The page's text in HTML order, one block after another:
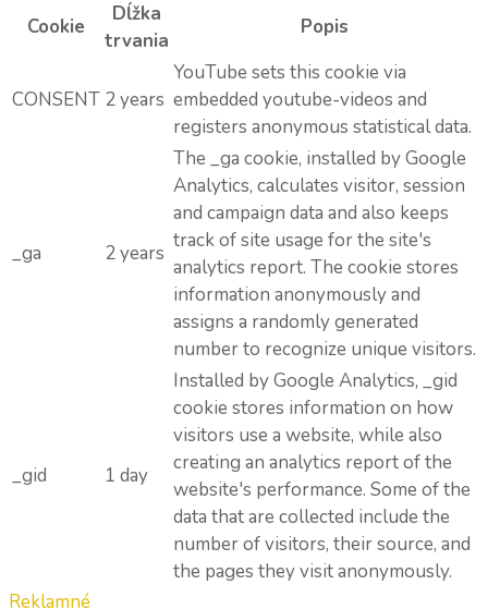
Cookie
Dĺžka
trvania
Popis
CONSENT 2 years
YouTube sets this cookie via
embedded youtube-videos and
registers anonymous statistical data.
_ga 2 years
The _ga cookie, installed by Google
Analytics, calculates visitor, session
and campaign data and also keeps
track of site usage for the site's
analytics report. The cookie stores
information anonymously and
assigns a randomly generated
number to recognize unique visitors.
_gid 1 day
Installed by Google Analytics, _gid
cookie stores information on how
visitors use a website, while also
creating an analytics report of the
website's performance. Some of the
data that are collected include the
number of visitors, their source, and
the pages they visit anonymously.
Reklamné